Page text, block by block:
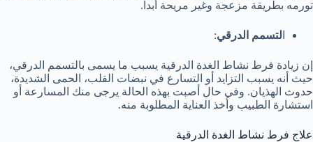
تورمه بطريقة مزعجة وغير مريحة أبداً.
لتسمم الدرقي:
إن زيادة فرط نشاط الغدة الدرقية يسبب ما يسمى بالتسمم الدرقي،
حيث أنه يسبب التزايد أو التسارع في نبضات القلب، الحمى الشديدة،
حدوث الهذيان. وفي حال أصبت بهذه الحالة يرجى منك المسارعة أو
استشارة الطبيب وأخذ العناية المطلوبة منه.
علاج فرط نشاط الغدة الدرقية